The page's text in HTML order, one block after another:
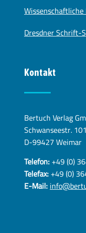
Dresdner Schrift-
Kontakt
Bertuch Verlag
Schwanseestr. 101
D-99427 Weimar
Telefon:+49 (0)
Telefax:+49 (0)
E-Mail: